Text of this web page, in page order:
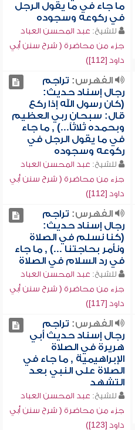
ما جاء في ما يقول الرجل
في ركوعه وسجوده
للشيخ: عبد المحسن العباد
جزء من محاضرة ( شرح سنن أبي
داود [112])
الفهرس: تراجم
رجال إسناد حديث:
(كان رسول الله إذا ركع
قال: سبحان ربي العظيم
وبحمده ثلاثاً...) , ما جاء
في ما يقول الرجل في
ركوعه وسجوده
للشيخ: عبد المحسن العباد
جزء من محاضرة ( شرح سنن أبي
داود [112])
الفهرس: تراجم
رجال إسناد حديث:
(كنا نسلم في الصلاة
ونأمر بحاجتنا ...) , ما جاء
في رد السلام في الصلاة
للشيخ: عبد المحسن العباد
جزء من محاضرة ( شرح سنن أبي
داود [117])
الفهرس: تراجم
رجال إسناد حديث أبي
هريرة في الصلاة
الإبراهيمية , ما جاء في
الصلاة على النبي بعد
التشهد
للشيخ: عبد المحسن العباد
جزء من محاضرة ( شرح سنن أبي
داود [123])